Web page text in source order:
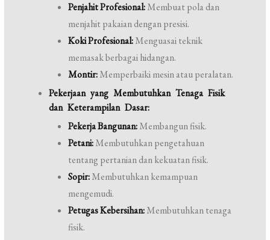
Penjahit Profesional:Membuat pola dan
menjahit pakaian dengan presisi.
Koki Profesional:Menguasai teknik
memasak berbagai hidangan.
Montir:Memperbaiki mesin atau peralatan.
Pekerjaan yang Membutuhkan Tenaga Fisik
dan Keterampilan Dasar:
Pekerja Bangunan:Membangun fisik.
Petani:Membutuhkan pengetahuan
tentang pertanian dan kekuatan fisik.
Sopir:Membutuhkan kemampuan
mengemudi.
Petugas Kebersihan:Membutuhkan tenaga
fisik.